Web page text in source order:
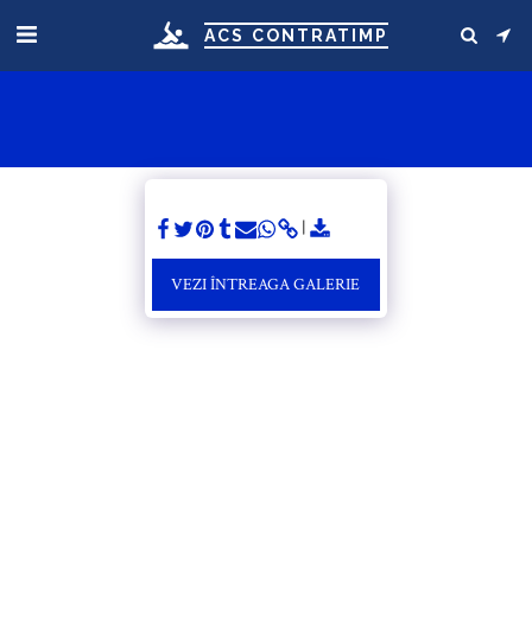
ACS CONTRATIMP
VEZI ÎNTREAGA GALERIE